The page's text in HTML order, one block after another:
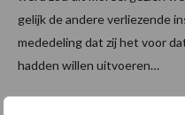
gelijk de andere verliezende
mededeling dat zij het voor
hadden willen uitvoeren…